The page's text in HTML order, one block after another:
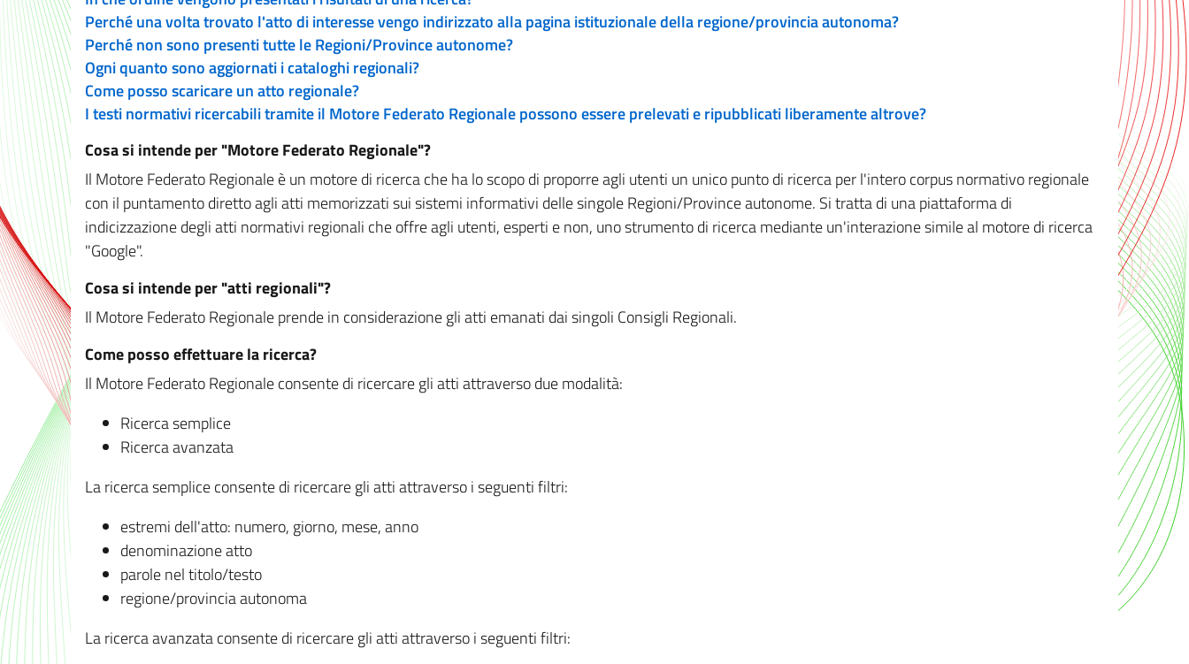
Perché una volta trovato l'atto di interesse vengo indirizzato alla pagina istituzionale della regione/provincia autonoma?
Perché non sono presenti tutte le Regioni/Province autonome?
Ogni quanto sono aggiornati i cataloghi regionali?
Come posso scaricare un atto regionale?
I testi normativi ricercabili tramite il Motore Federato Regionale possono essere prelevati e ripubblicati liberamente altrove?
Cosa si intende per "Motore Federato Regionale"?
Il Motore Federato Regionale è un motore di ricerca che ha lo scopo di proporre agli utenti un unico punto di ricerca per l'intero corpus normativo regionale
con il puntamento diretto agli atti memorizzati sui sistemi informativi delle singole Regioni/Province autonome. Si tratta di una piattaforma di
indicizzazione degli atti normativi regionali che offre agli utenti, esperti e non, uno strumento di ricerca mediante un'interazione simile al motore di ricerca
"Google".
Cosa si intende per "atti regionali"?
Il Motore Federato Regionale prende in considerazione gli atti emanati dai singoli Consigli Regionali.
Come posso effettuare la ricerca?
Il Motore Federato Regionale consente di ricercare gli atti attraverso due modalità:
Ricerca semplice
Ricerca avanzata
La ricerca semplice consente di ricercare gli atti attraverso i seguenti filtri:
estremi dell'atto: numero, giorno, mese, anno
denominazione atto
parole nel titolo/testo
regione/provincia autonoma
La ricerca avanzata consente di ricercare gli atti attraverso i seguenti filtri: